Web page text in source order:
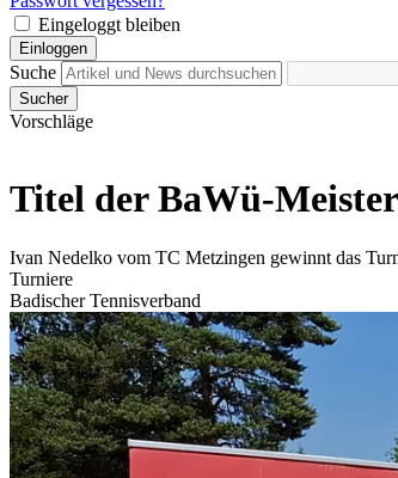
Eingeloggt bleiben
Einloggen
Suche
Sucher
Vorschläge
Titel der BaWü-
Ivan Nedelko vom TC Metzingen gewinnt das
Turniere
Badischer Tennisverband